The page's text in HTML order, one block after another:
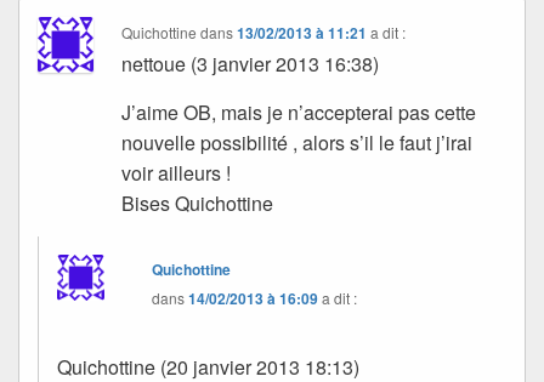
Quichottine dans13/02/2013 à 11:21 a dit :
nettoue (3 janvier 2013 16:38)
J’aime OB, mais je n’accepterai pas cette
nouvelle possibilité , alors s’il le faut j’irai
voir ailleurs !
Bises Quichottine
Quichottine
dans14/02/2013 à 16:09a dit :
Quichottine (20 janvier 2013 18:13)